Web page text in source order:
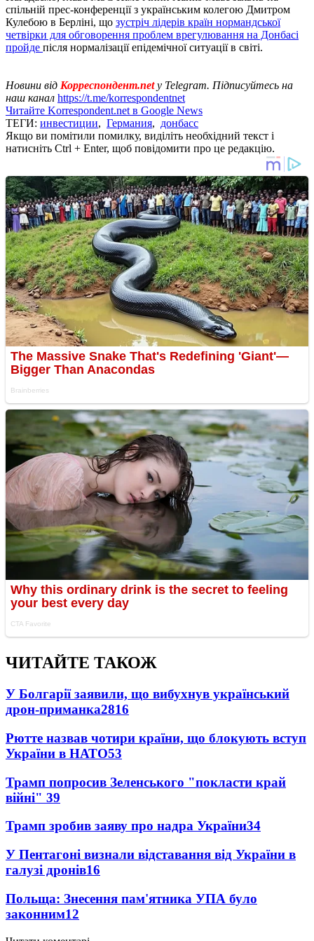
спільній прес-конференції з українським колегою Дмитром
Кулебою в Берліні, що зустріч лідерів країн нормандської
четвірки для обговорення проблем врегулювання на Донбасі
пройде після нормалізації епідемічної ситуації в світі.
Новини від Корреспондент.net у Telegram. Підписуйтесь на
наш канал https://t.me/korrespondentnet
Читайте Korrespondent.net в Google News
ТЕГИ: инвестиции, Германия, донбасс
Якщо ви помітили помилку, виділіть необхідний текст і
натисніть Ctrl + Enter, щоб повідомити про це редакцію.
ЧИТАЙТЕ ТАКОЖ
У Болгарії заявили, що вибухнув український
дрон-приманка2816
Рютте назвав чотири країни, що блокують вступ
України в НАТО53
Трамп попросив Зеленського "покласти край
війні" 39
Трамп зробив заяву про надра України34
У Пентагоні визнали відставання від України в
галузі дронів16
Польща: Знесення пам'ятника УПА було
законним12